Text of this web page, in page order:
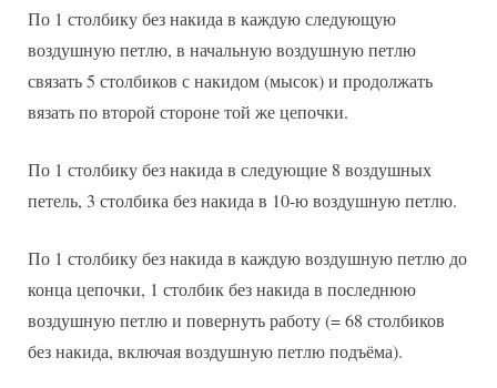
По 1 столбику без накида в каждую следующую
воздушную петлю, в начальную воздушную петлю
связать 5 столбиков с накидом (мысок) и продолжать
вязать по второй стороне той же цепочки.
По 1 столбику без накида в следующие 8 воздушных
петель, 3 столбика без накида в 10-ю воздушную петлю.
По 1 столбику без накида в каждую воздушную петлю до
конца цепочки, 1 столбик без накида в последнюю
воздушную петлю и повернуть работу (= 68 столбиков
без накида, включая воздушную петлю подъёма).